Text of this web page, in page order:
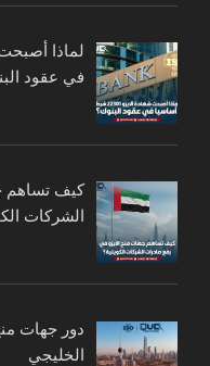
في عقود
كيف تساهم
الشركات
دور جهات
الخليجي